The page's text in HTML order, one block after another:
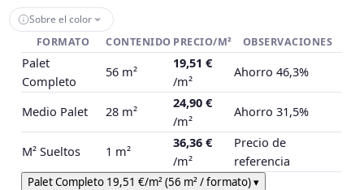
Sobre el color
FORMATO
CONTENIDO PRECIO/M² OBSERVACIONES
Palet
Completo
56 m²
19,51 €
/m²
Ahorro 46,3%
Medio Palet 28 m²
24,90 €
/m²
Ahorro 31,5%
M² Sueltos 1 m²
36,36 €
/m²
Precio de
referencia
Palet Completo 19,51 €/m² (56 m² / formato)▾